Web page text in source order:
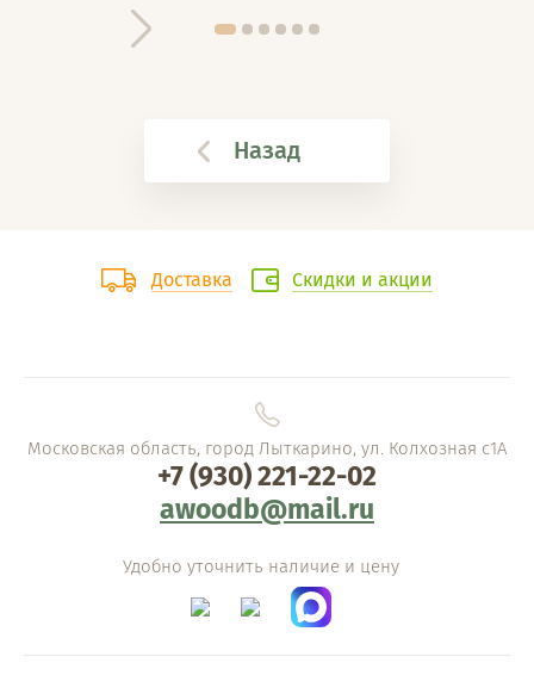
Назад
Доставка Скидки и акции
Московская область, город Лыткарино, ул. Колхозная с1А
+7 (930) 221-22-02
awoodb@mail.ru
Удобно уточнить наличие и цену